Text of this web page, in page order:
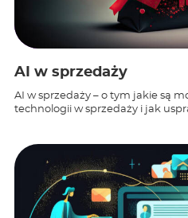
AI w sprzedaży
AI w sprzedaży – o tym jakie są
technologii w sprzedaży i jak